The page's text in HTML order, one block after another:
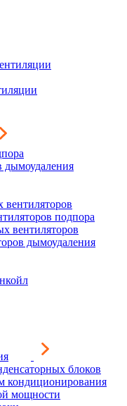
дымоудаления
подпора
вентиляторов
дымоудаления
блоков
кондиционирования
мощности